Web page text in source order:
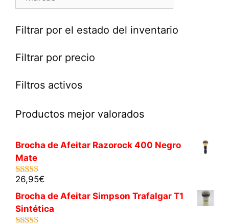
Filtrar por el estado del inventario
Filtrar por precio
Filtros activos
Productos mejor valorados
Brocha de Afeitar Razorock 400 Negro
Mate
5.00de 5
26,95€
Brocha de Afeitar Simpson Trafalgar T1
Sintética